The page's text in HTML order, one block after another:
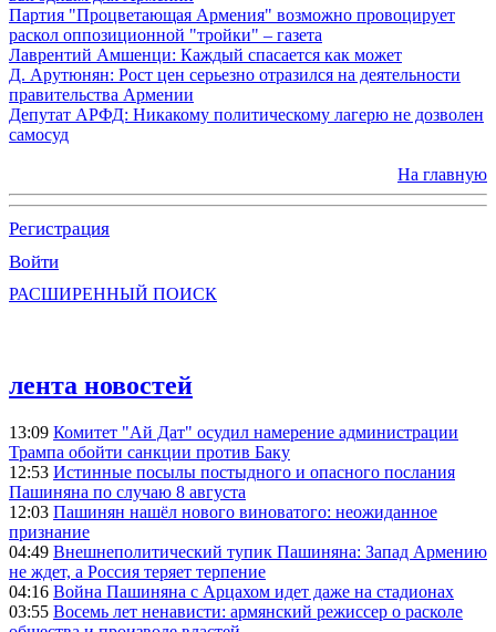
Партия "Процветающая Армения" возможно провоцирует
раскол оппозиционной "тройки" – газета
Лаврентий Амшенци: Каждый спасается как может
Д. Арутюнян: Рост цен серьезно отразился на деятельности
правительства Армении
Депутат АРФД: Никакому политическому лагерю не дозволен
самосуд
На главную
Регистрация
Войти
РАСШИРЕННЫЙ ПОИСК
лента новостей
13:09 Комитет "Ай Дат" осудил намерение администрации
Трампа обойти санкции против Баку
12:53 Истинные посылы постыдного и опасного послания
Пашиняна по случаю 8 августа
12:03 Пашинян нашёл нового виноватого: неожиданное
признание
04:49 Внешнеполитический тупик Пашиняна: Запад Армению
не ждет, а Россия теряет терпение
04:16 Война Пашиняна с Арцахом идет даже на стадионах
03:55 Восемь лет ненависти: армянский режиссер о расколе